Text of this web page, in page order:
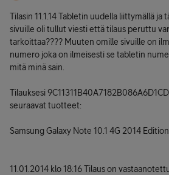
Tilasin 11.1.14 Tabletin uudella liittymällä ja
sivuille oli tullut viesti että tilaus peruttu
tarkoittaa???? Muuten omille sivuille on
numero joka on ilmeisesti se tabletin
mitä minä sain.
Tilauksesi
seuraavat tuotteet:
Samsung Galaxy Note 10.1 4G 2014 Edition
11.01.2014 klo 18:16 Tilaus on